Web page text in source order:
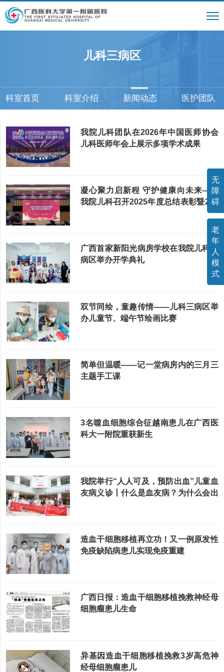
无
障
碍
老
年
人
模
式
儿科三病区
科室首页 科室介绍 新闻动态 医护团队
我院儿科团队在2026年中国医师协会
儿科医师年会上展示多项学术成果
凝心聚力启新程 守护健康向未来——
我院儿科召开2025年度总结表彰暨202
广西首家新阳光病房学校在我院儿科三
病区举办开学典礼
双节同绘，童趣传情——儿科三病区举
办儿童节、端午节绘画比赛
简单但温暖——记一堂病房内的三月三
主题手工课
3名噬血细胞综合征越南患儿在广西医
科大一附院重获新生
我院举行“人人可及，预防出血”儿童血
友病义诊丨什么是血友病？为什么会出
造血干细胞移植再立功！又一例原发性
免疫缺陷病患儿实现免疫重建
广西日报：造血干细胞移植挽救神经母
细胞瘤患儿生命
异基因造血干细胞移植挽救3岁高危神
经母细胞瘤患儿